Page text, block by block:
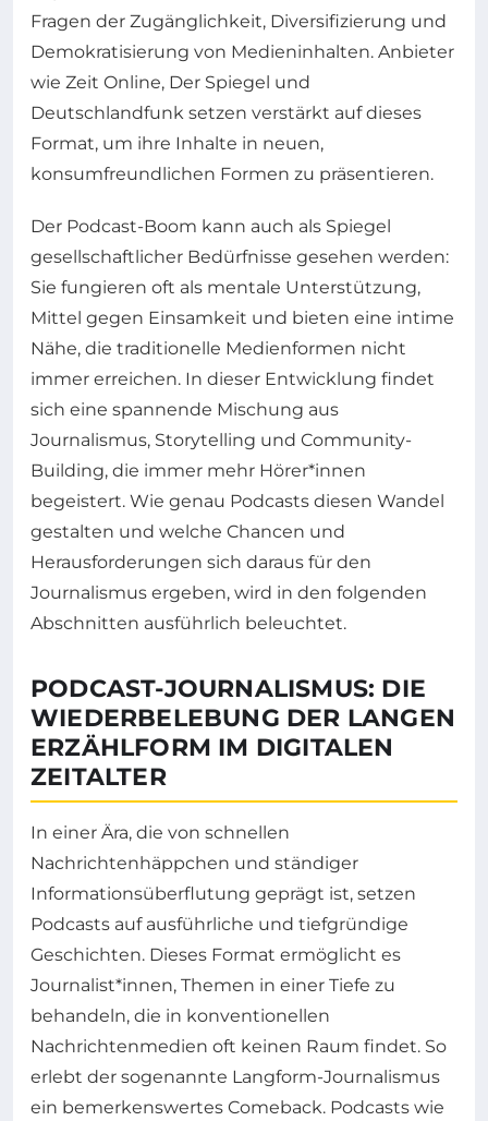
Fragen der Zugänglichkeit, Diversifizierung und
Demokratisierung von Medieninhalten. Anbieter
wie Zeit Online, Der Spiegel und
Deutschlandfunk setzen verstärkt auf dieses
Format, um ihre Inhalte in neuen,
konsumfreundlichen Formen zu präsentieren.
Der Podcast-Boom kann auch als Spiegel
gesellschaftlicher Bedürfnisse gesehen werden:
Sie fungieren oft als mentale Unterstützung,
Mittel gegen Einsamkeit und bieten eine intime
Nähe, die traditionelle Medienformen nicht
immer erreichen. In dieser Entwicklung findet
sich eine spannende Mischung aus
Journalismus, Storytelling und Community-
Building, die immer mehr Hörer*innen
begeistert. Wie genau Podcasts diesen Wandel
gestalten und welche Chancen und
Herausforderungen sich daraus für den
Journalismus ergeben, wird in den folgenden
Abschnitten ausführlich beleuchtet.
PODCAST-JOURNALISMUS: DIE
WIEDERBELEBUNG DER LANGEN
ERZÄHLFORM IM DIGITALEN
ZEITALTER
In einer Ära, die von schnellen
Nachrichtenhäppchen und ständiger
Informationsüberflutung geprägt ist, setzen
Podcasts auf ausführliche und tiefgründige
Geschichten. Dieses Format ermöglicht es
Journalist*innen, Themen in einer Tiefe zu
behandeln, die in konventionellen
Nachrichtenmedien oft keinen Raum findet. So
erlebt der sogenannte Langform-Journalismus
ein bemerkenswertes Comeback. Podcasts wie